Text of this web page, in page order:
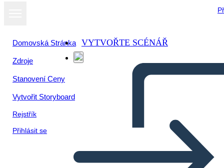
Domovská Stránka
Zdroje
Stanovení Ceny
Vytvořit Storyboard
Rejstřík
Přihlásit se
VYTVOŘTE SCÉNÁŘ